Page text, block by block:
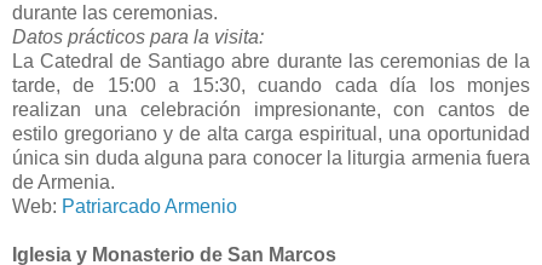
durante las ceremonias.
Datos prácticos para la visita:
La Catedral de Santiago abre durante las ceremonias de la
tarde, de 15:00 a 15:30, cuando cada día los monjes
realizan una celebración impresionante, con cantos de
estilo gregoriano y de alta carga espiritual, una oportunidad
única sin duda alguna para conocer la liturgia armenia fuera
de Armenia.
Web: Patriarcado Armenio
Iglesia y Monasterio de San Marcos